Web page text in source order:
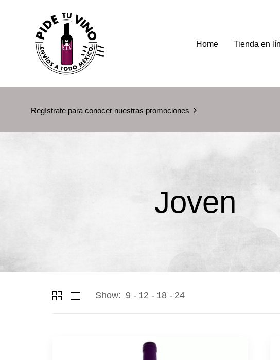
Home Tienda en
Regístrate para conocer nuestras promociones
Joven
Show: 9 12 18 24